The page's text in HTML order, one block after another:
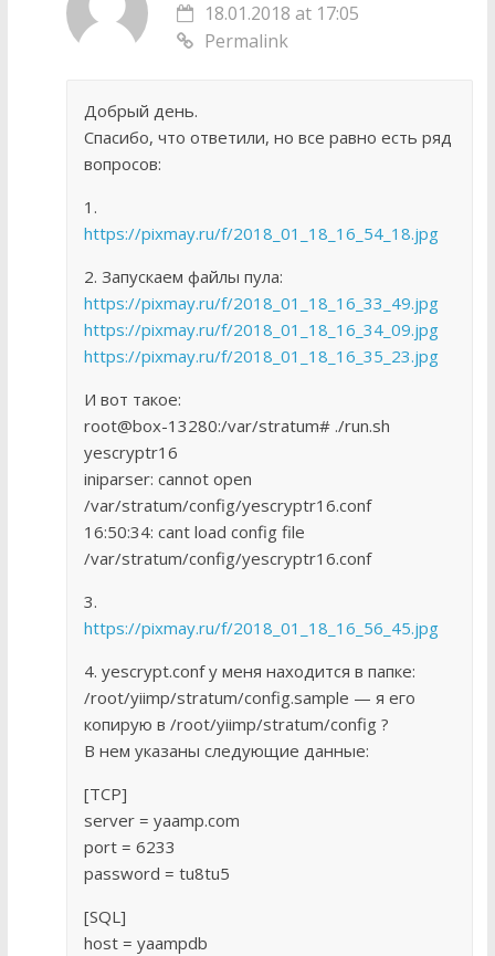
18.01.2018 at 17:05
Permalink
Добрый день.
Спасибо, что ответили, но все равно есть ряд
вопросов:
1.
https://pixmay.ru/f/2018_01_18_16_54_18.jpg
2. Запускаем файлы пула:
https://pixmay.ru/f/2018_01_18_16_33_49.jpg
https://pixmay.ru/f/2018_01_18_16_34_09.jpg
https://pixmay.ru/f/2018_01_18_16_35_23.jpg
И вот такое:
root@box-13280:/var/stratum# ./run.sh
yescryptr16
iniparser: cannot open
/var/stratum/config/yescryptr16.conf
16:50:34: cant load config file
/var/stratum/config/yescryptr16.conf
3.
https://pixmay.ru/f/2018_01_18_16_56_45.jpg
4. yescrypt.conf у меня находится в папке:
/root/yiimp/stratum/config.sample — я его
копирую в /root/yiimp/stratum/config ?
В нем указаны следующие данные:
[TCP]
server = yaamp.com
port = 6233
password = tu8tu5
[SQL]
host = yaampdb